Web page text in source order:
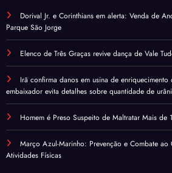
Dorival Jr. e Corinthians em alerta: Venda de
Parque São Jorge
Elenco de Três Graças revive dança de Vale
Irã confirma danos em usina de
embaixador evita detalhes sobre quantidade de
Homem é Preso Suspeito de Maltratar Mais de
Março Azul-Marinho: Prevenção e Combate
Atividades Físicas